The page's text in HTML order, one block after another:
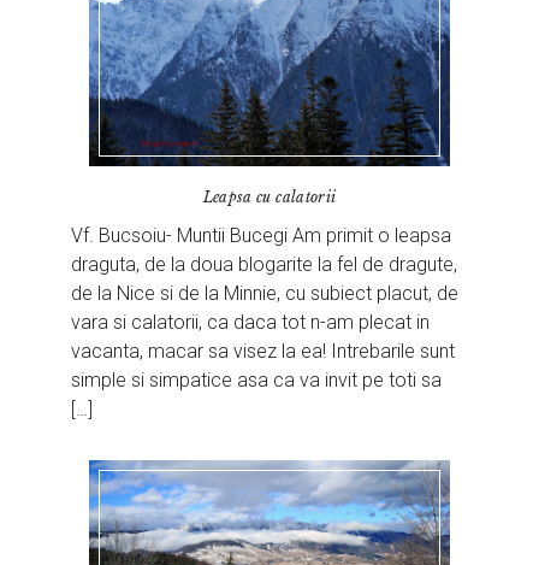
Leapsa cu calatorii
Vf. Bucsoiu- Muntii Bucegi Am primit o leapsa
draguta, de la doua blogarite la fel de dragute,
de la Nice si de la Minnie, cu subiect placut, de
vara si calatorii, ca daca tot n-am plecat in
vacanta, macar sa visez la ea! Intrebarile sunt
simple si simpatice asa ca va invit pe toti sa
[…]